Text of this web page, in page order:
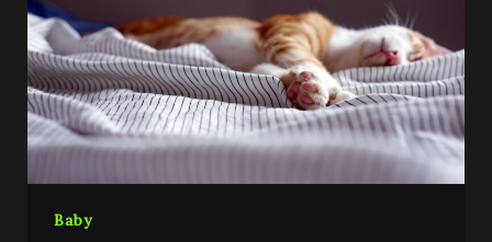
Baby